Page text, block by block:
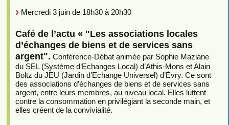
Mercredi 3 juin de 18h30 à 20h30
Café de l’actu « "Les associations locales
d’échanges de biens et de services sans
argent". Conférence-Débat animée par Sophie Maziane
du SEL (Système d’Echanges Local) d’Athis-Mons et Alain
Boltz du JEU (Jardin d’Echange Universel) d’Évry. Ce sont
des associations d’échanges de biens et de services sans
argent, entre leurs membres, au niveau local. Elles luttent
contre la consommation en privilégiant la seconde main, et
elles créent de la convivialité.